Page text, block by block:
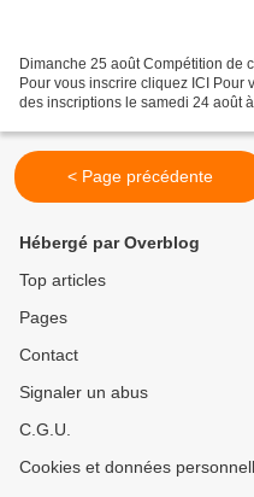
Dimanche 25 août Compétition de
Pour vous inscrire cliquez ICI Pour
des inscriptions le samedi 24 août
< Page précédente
Hébergé par Overblog
Top articles
Pages
Contact
Signaler un abus
C.G.U.
Cookies et données